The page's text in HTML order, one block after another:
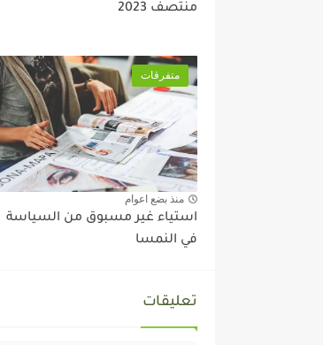
منتصف 2023
متفرقات
منذ بضع اعوام
استياء غير مسبوق من السياسة
في النمسا
تعليقات